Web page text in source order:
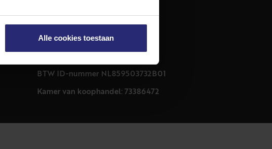
Alle cookies toestaan
BTW ID-nummer NL859503732B01
Kamer van koophandel: 73386472